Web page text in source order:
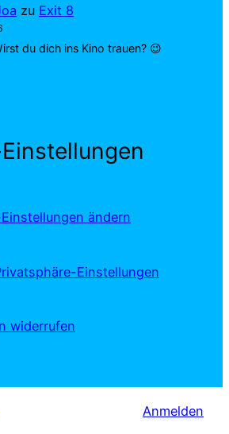
zu Exit 8
du dich ins Kino trauen? 😉
ändern
Einstellungen
widerrufen
Anmelden